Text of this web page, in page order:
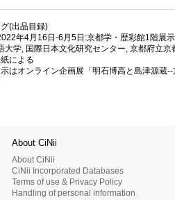
(出品目録)
年4月16日-6月5日:京都学・歴彩館1階展
大学, 国際日本文化研究センター, 京都府立京
による
はオンライン企画展「明石博高と島津源蔵
About CiNii
About CiNii
CiNii Incorporated Databases
Terms of use & Privacy Policy
Handling of personal information